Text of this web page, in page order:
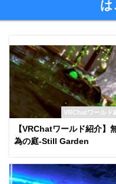
は
VRChatワールド
【VRChatワールド紹介】
為の庭-Still Garden